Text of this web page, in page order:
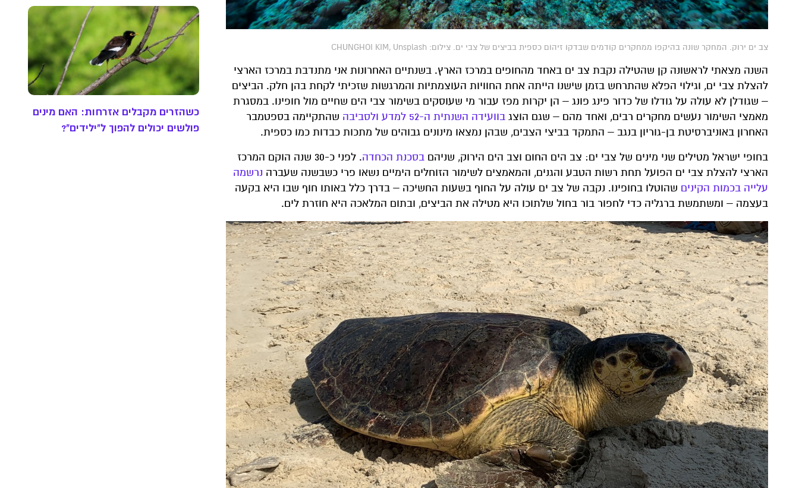
צב ים ירוק. המחקר שונה בהיקפו ממחקרים קודמים שבדקו זיהום כספית בביצים של צבי ים. צילום: CHUNGHOI KIM, Unsplash
השנה מצאתי לראשונה קן שהטילה נקבת צב ים באחד מהחופים במרכז הארץ. בשנתיים האחרונות אני מתנדבת במרכז הארצי
להצלת צבי ים, וגילוי הפלא שהתרחש בזמן שישנו הייתה אחת החוויות העוצמתיות והמרגשות שזכיתי לקחת בהן חלק. הביצים
– שגודלן לא עולה על גודלו של כדור פינג פונג – הן יקרות מפז עבור מי שעוסקים בשימור צבי הים שחיים מול חופינו. במסגרת
מאמצי השימור נעשים מחקרים רבים, ואחד מהם – שגם הוצג בוועידה השנתית ה-52 למדע ולסביבה
שהתקיימה בספטמבר
האחרון באוניברסיטת בן-גוריון בנגב – התמקד בביצי הצבים, שבהן נמצאו מינונים גבוהים של מתכות כבדות כמו כספית.
בחופי ישראל מטילים שני מינים של צבי ים: צב הים החום וצב הים הירוק, שניהם בסכנת הכחדה
. לפני כ-30 שנה הוקם המרכז
הארצי להצלת צבי ים הפועל תחת רשות הטבע והגנים, והמאמצים לשימור הזוחלים הימיים נשאו פרי כשבשנה שעברה נרשמה
עלייה בכמות הקינים שהוטלו בחופינו. נקבה של צב ים עולה על החוף בשעות החשיכה – בדרך כלל באותו חוף שבו היא בקעה
בעצמה – ומשתמשת ברגליה כדי לחפור בור בחול שלתוכו היא מטילה את הביצים, ובתום המלאכה היא חוזרת לים.
כשהזרים מקבלים אזרחות: האם מינים
פולשים יכולים להפוך ל"ילידים"?